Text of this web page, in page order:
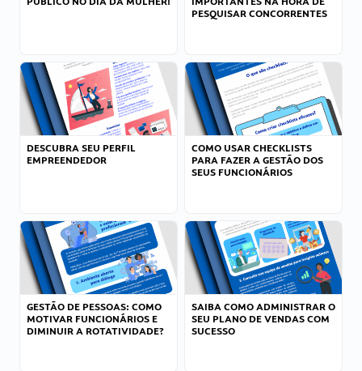
PESQUISAR CONCORRENTES
DESCUBRA SEU PERFIL
EMPREENDEDOR
COMO USAR CHECKLISTS
PARA FAZER A GESTÃO DOS
SEUS FUNCIONÁRIOS
GESTÃO DE PESSOAS: COMO
MOTIVAR FUNCIONÁRIOS E
DIMINUIR A ROTATIVIDADE?
SAIBA COMO ADMINISTRAR O
SEU PLANO DE VENDAS COM
SUCESSO